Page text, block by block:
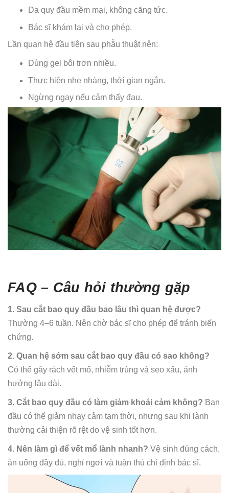
Da quy đầu mềm mại, không căng tức.
Bác sĩ khám lại và cho phép.
Lần quan hệ đầu tiên sau phẫu thuật nên:
Dùng gel bôi trơn nhiều.
Thực hiện nhẹ nhàng, thời gian ngắn.
Ngừng ngay nếu cảm thấy đau.
FAQ – Câu hỏi thường gặp
1. Sau cắt bao quy đầu bao lâu thì quan hệ được?
Thường 4–6 tuần. Nên chờ bác sĩ cho phép để tránh biến
chứng.
2. Quan hệ sớm sau cắt bao quy đầu có sao không?
Có thể gây rách vết mổ, nhiễm trùng và sẹo xấu, ảnh
hưởng lâu dài.
3. Cắt bao quy đầu có làm giảm khoái cảm không? Ban
đầu có thể giảm nhạy cảm tạm thời, nhưng sau khi lành
thường cải thiện rõ rệt do vệ sinh tốt hơn.
4. Nên làm gì để vết mổ lành nhanh? Vệ sinh đúng cách,
ăn uống đầy đủ, nghỉ ngơi và tuân thủ chỉ định bác sĩ.